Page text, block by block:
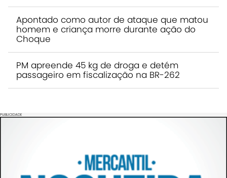
Apontado como autor de ataque que matou
homem e criança morre durante ação do
Choque
PM apreende 45 kg de droga e detém
passageiro em fiscalização na BR-262
PUBLICIDADE